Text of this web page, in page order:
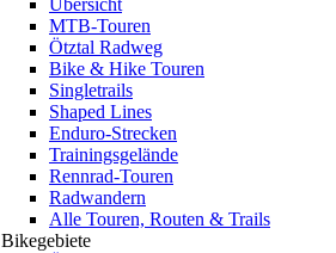
Übersicht
MTB-Touren
Ötztal Radweg
Bike & Hike Touren
Singletrails
Shaped Lines
Enduro-Strecken
Trainingsgelände
Rennrad-Touren
Radwandern
Alle Touren, Routen & Trails
Bikegebiete